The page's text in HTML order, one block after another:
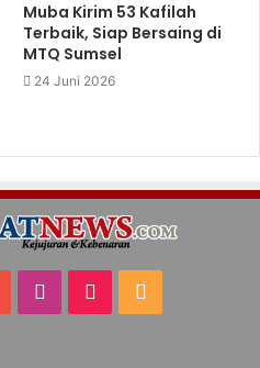
Muba Kirim 53 Kafilah
Terbaik, Siap Bersaing di
MTQ Sumsel
24 Juni 2026
YouTubeInstagram
TikTok